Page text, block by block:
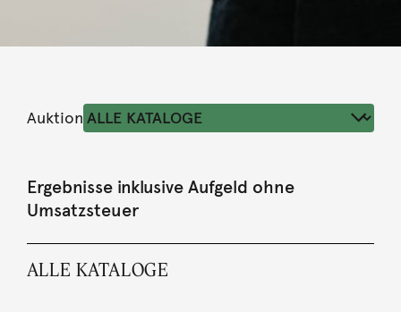
Auktion
Ergebnisse inklusive Aufgeld ohne
Umsatzsteuer
ALLE KATALOGE